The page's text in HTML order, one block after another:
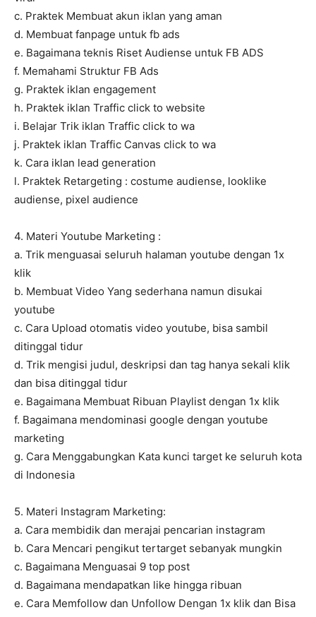
c. Praktek Membuat akun iklan yang aman
d. Membuat fanpage untuk fb ads
e. Bagaimana teknis Riset Audiense untuk FB ADS
f. Memahami Struktur FB Ads
g. Praktek iklan engagement
h. Praktek iklan Traffic click to website
i. Belajar Trik iklan Traffic click to wa
j. Praktek iklan Traffic Canvas click to wa
k. Cara iklan lead generation
l. Praktek Retargeting : costume audiense, looklike
audiense, pixel audience
4. Materi Youtube Marketing :
a. Trik menguasai seluruh halaman youtube dengan 1x
klik
b. Membuat Video Yang sederhana namun disukai
youtube
c. Cara Upload otomatis video youtube, bisa sambil
ditinggal tidur
d. Trik mengisi judul, deskripsi dan tag hanya sekali klik
dan bisa ditinggal tidur
e. Bagaimana Membuat Ribuan Playlist dengan 1x klik
f. Bagaimana mendominasi google dengan youtube
marketing
g. Cara Menggabungkan Kata kunci target ke seluruh kota
di Indonesia
5. Materi Instagram Marketing:
a. Cara membidik dan merajai pencarian instagram
b. Cara Mencari pengikut tertarget sebanyak mungkin
c. Bagaimana Menguasai 9 top post
d. Bagaimana mendapatkan like hingga ribuan
e. Cara Memfollow dan Unfollow Dengan 1x klik dan Bisa